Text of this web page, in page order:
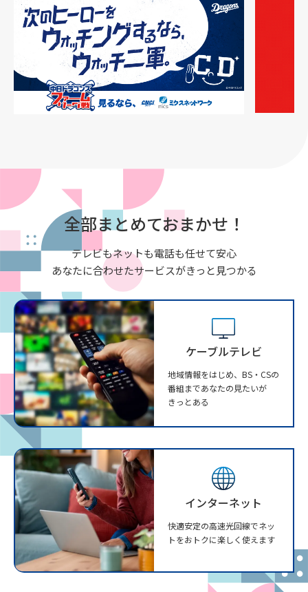
全部まとめておまかせ！
テレビもネットも電話も任せて安心
あなたに合わせたサービスがきっと見つかる
ケーブルテレビ
地域情報をはじめ、BS・CSの
番組まであなたの見たいが
きっとある
インターネット
快適安定の高速光回線でネッ
トをおトクに楽しく使えます